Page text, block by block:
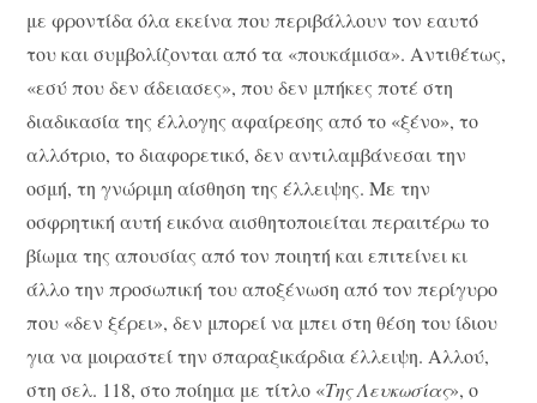
με φροντίδα όλα εκείνα που περιβάλλουν τον εαυτό
του και συμβολίζονται από τα «πουκάμισα». Αντιθέτως,
«εσύ που δεν άδειασες», που δεν μπήκες ποτέ στη
διαδικασία της έλλογης αφαίρεσης από το «ξένο», το
αλλότριο, το διαφορετικό, δεν αντιλαμβάνεσαι την
οσμή, τη γνώριμη αίσθηση της έλλειψης. Με την
οσφρητική αυτή εικόνα αισθητοποιείται περαιτέρω το
βίωμα της απουσίας από τον ποιητή και επιτείνει κι
άλλο την προσωπική του αποξένωση από τον περίγυρο
που «δεν ξέρει», δεν μπορεί να μπει στη θέση του ίδιου
για να μοιραστεί την σπαραξικάρδια έλλειψη. Αλλού,
στη σελ. 118, στο ποίημα με τίτλο «Της Λευκωσίας», ο